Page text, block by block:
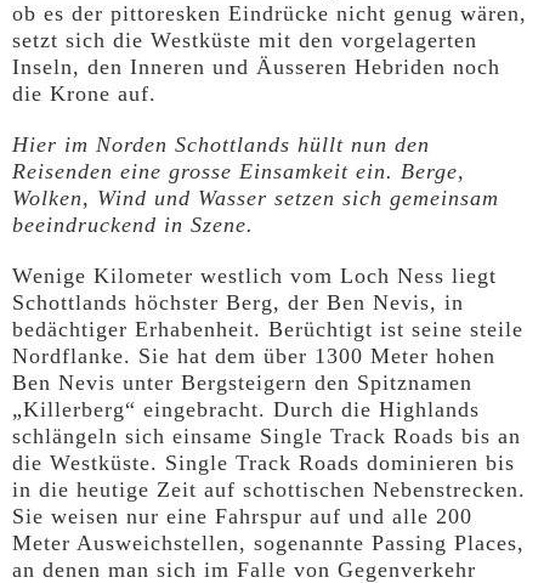
ob es der pittoresken Eindrücke nicht genug wären,
setzt sich die Westküste mit den vorgelagerten
Inseln, den Inneren und Äusseren Hebriden noch
die Krone auf.
Hier im Norden Schottlands hüllt nun den
Reisenden eine grosse Einsamkeit ein. Berge,
Wolken, Wind und Wasser setzen sich gemeinsam
beeindruckend in Szene.
Wenige Kilometer westlich vom Loch Ness liegt
Schottlands höchster Berg, der Ben Nevis, in
bedächtiger Erhabenheit. Berüchtigt ist seine steile
Nordflanke. Sie hat dem über 1300 Meter hohen
Ben Nevis unter Bergsteigern den Spitznamen
„Killerberg“ eingebracht. Durch die Highlands
schlängeln sich einsame Single Track Roads bis an
die Westküste. Single Track Roads dominieren bis
in die heutige Zeit auf schottischen Nebenstrecken.
Sie weisen nur eine Fahrspur auf und alle 200
Meter Ausweichstellen, sogenannte Passing Places,
an denen man sich im Falle von Gegenverkehr